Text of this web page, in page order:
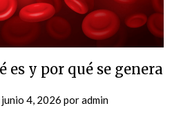
es y por qué se genera
junio 4, 2026 poradmin